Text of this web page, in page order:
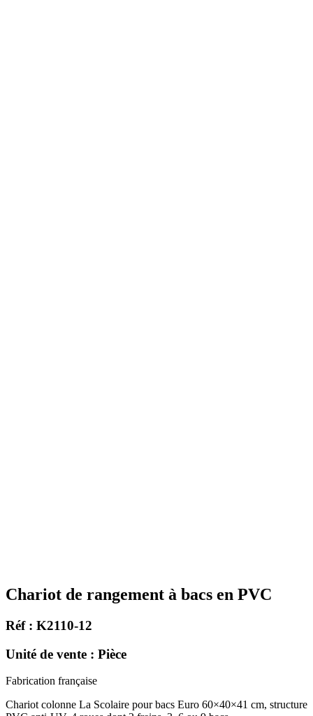
Chariot de rangement à bacs en PVC
Réf : K2110-12
Unité de vente : Pièce
Fabrication française
Chariot colonne La Scolaire pour bacs Euro 60×40×41 cm, structure